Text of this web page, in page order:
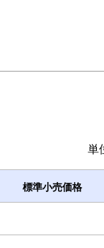
単
標準小売価格